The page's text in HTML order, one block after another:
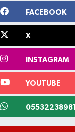
FACEBOOK
X
INSTAGRAM
YOUTUBE
05532238981